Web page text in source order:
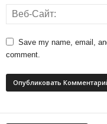
Save my name, email,
comment.